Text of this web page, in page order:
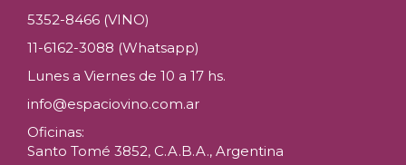
5352-8466 (VINO)
11-6162-3088 (Whatsapp)
Lunes a Viernes de 10 a 17 hs.
info@espaciovino.com.ar
Oficinas:
Santo Tomé 3852, C.A.B.A., Argentina